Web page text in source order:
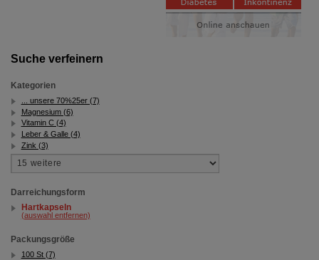
Suche verfeinern
Kategorien
... unsere 70%25er (7)
Magnesium (6)
Vitamin C (4)
Leber & Galle (4)
Zink (3)
Darreichungsform
Hartkapseln
(auswahl entfernen)
Packungsgröße
100 St (7)